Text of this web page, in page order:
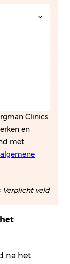
Clinics
en
met
Verplicht veld
na het